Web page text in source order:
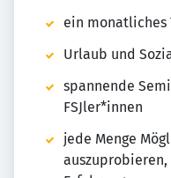
ein monatliches
Urlaub und
spannende
FSJler*innen
jede Menge